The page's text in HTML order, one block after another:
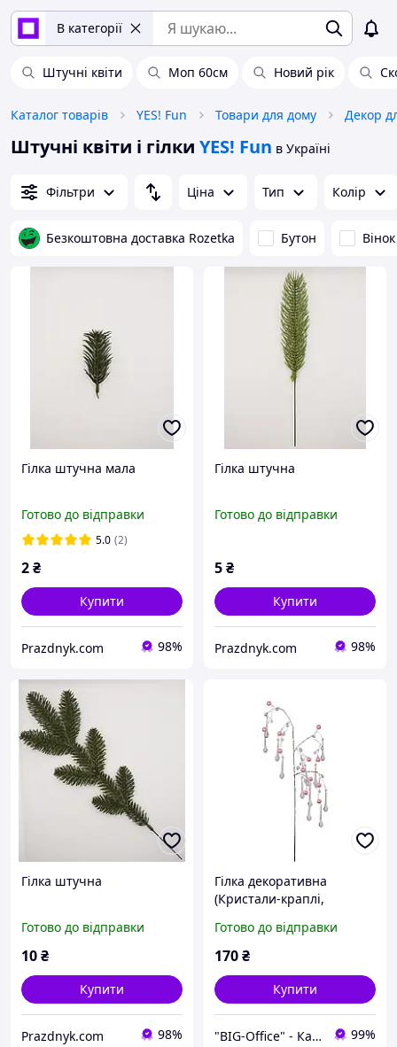
В категорії
Штучні квіти Моп 60см Новий рік
Каталог товарів YES! Fun Товари для дому Декор
Штучні квіти і гілки YES! Fun в Україні
Фільтри Ціна Тип Колір
Безкоштовна доставка Rozetka Бутон Вінок
Гілка штучна мала
Готово до відправки
5.0 (2)
2₴
Купити
Prazdnyk.com 98%
Гілка штучна
Готово до відправки
5₴
Купити
Prazdnyk.com 98%
Гілка штучна
Готово до відправки
10₴
Купити
Prazdnyk.com 98%
Гілка декоративна
(Кристали-краплі,
Yes! Fun
Готово до відправки
170₴
Купити
"BIG-Office" - Канцтовари, рюкзаки та товари для творчості! 99%